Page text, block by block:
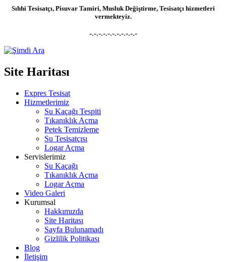
Sıhhi Tesisatçı, Pisuvar Tamiri, Musluk Değiştirme, Tesisatçı hizmetleri
vermekteyiz.
-.-.-.-.-.-.-.-.-.-.-
Site Haritası
Expres Tesisat
Hizmetlerimiz
Su Kaçağı Tespiti
Tıkanıklık Açma
Petek Temizleme
Su Tesisatçısı
Logar Açma
Servislerimiz
Su Kaçağı
Tıkanıklık Açma
Logar Açma
Video Galeri
Kurumsal
Hakkımızda
Site Haritası
Sayfa Bulunamadı
Gizlilik Politikası
Blog
İletişim